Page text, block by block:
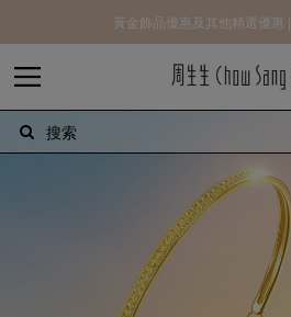
搜索
黃金飾品優惠及其他精選優惠 |